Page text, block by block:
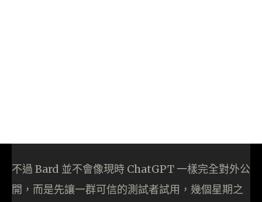
不過 Bard 並不會像現時 ChatGPT 一樣完全對外公
開，而是先讓一群可信的測試者試用，幾個星期之